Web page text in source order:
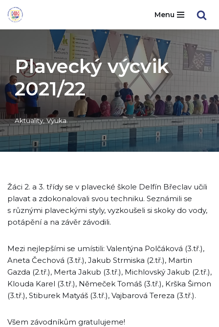
Menu
Plavecký výcvik
2021/22
Aktuality, Výuka
Žáci 2. a 3. třídy se v plavecké škole Delfín Břeclav učili
plavat a zdokonalovali svou techniku. Seznámili se
s různými plaveckými styly, vyzkoušeli si skoky do vody,
potápění a na závěr závodili.
Mezi nejlepšími se umístili: Valentýna Polčáková (3.tř.),
Aneta Čechová (3.tř.), Jakub Strmiska (2.tř.), Martin
Gazda (2.tř.), Merta Jakub (3.tř.), Michlovský Jakub (2.tř.),
Klouda Karel (3.tř.), Němeček Tomáš (3.tř.), Krška Šimon
(3.tř.), Stiburek Matyáš (3.tř.), Vajbarová Tereza (3.tř.).
Všem závodníkům gratulujeme!